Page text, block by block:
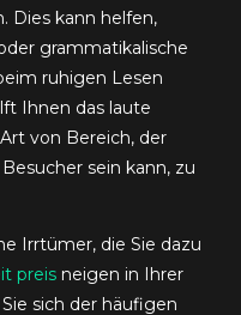
Dies kann helfen,
grammatikalische
ruhigen Lesen
Ihnen das laute
von Bereich, der
sein kann, zu
Irrtümer, die Sie dazu
preis neigen in Ihrer
sich der häufigen